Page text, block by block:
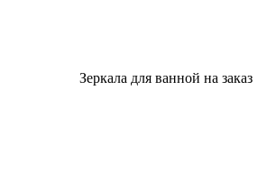
Зеркала для ванной на заказ